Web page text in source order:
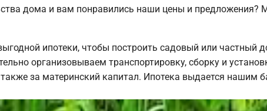
дома и вам понравились наши цены и
ипотеки, чтобы построить садовый или частный
организовываем транспортировку, сборку и
за материнский капитал. Ипотека выдается нашим